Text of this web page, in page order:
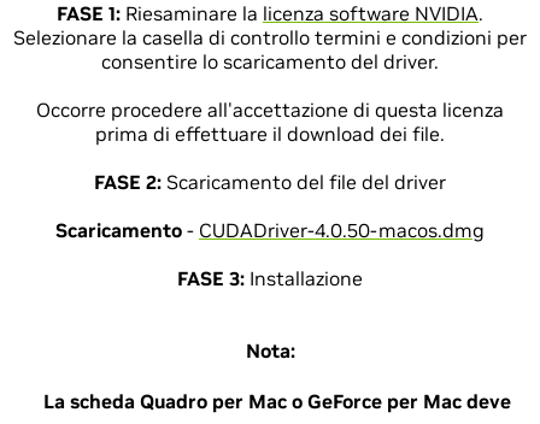
FASE 1: Riesaminare la licenza software NVIDIA.
Selezionare la casella di controllo termini e condizioni per
consentire lo scaricamento del driver.
Occorre procedere all'accettazione di questa licenza
prima di effettuare il download dei file.
FASE 2: Scaricamento del file del driver
Scaricamento - CUDADriver-4.0.50-macos.dmg
FASE 3: Installazione
Nota:
La scheda Quadro per Mac o GeForce per Mac deve